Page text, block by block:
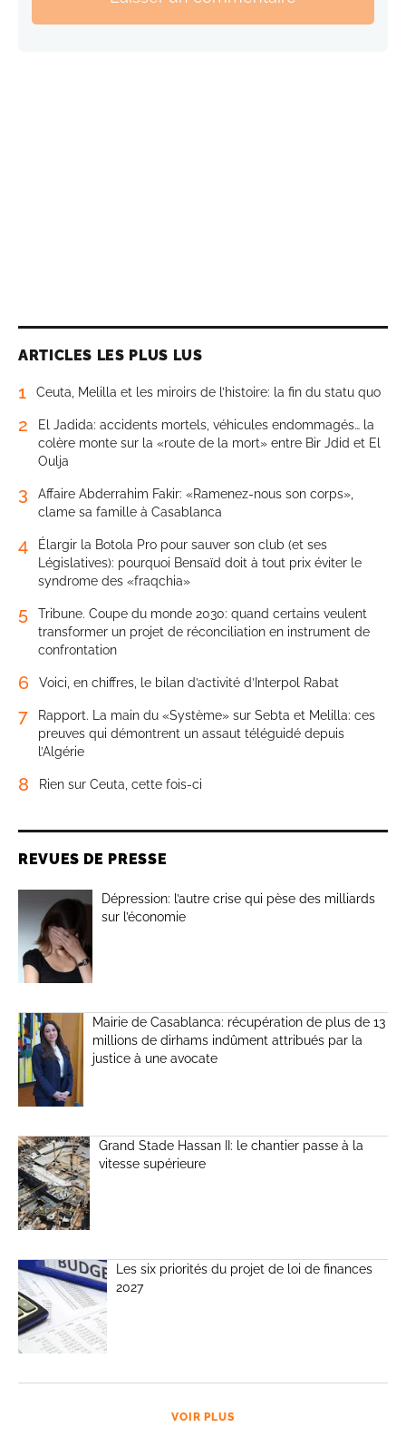
ARTICLES LES PLUS LUS
1 Ceuta, Melilla et les miroirs de l’histoire: la fin du statu quo
2
El Jadida: accidents mortels, véhicules endommagés… la
colère monte sur la «route de la mort» entre Bir Jdid et El
Oulja
3
Affaire Abderrahim Fakir: «Ramenez-nous son corps»,
clame sa famille à Casablanca
4
Élargir la Botola Pro pour sauver son club (et ses
Législatives): pourquoi Bensaïd doit à tout prix éviter le
syndrome des «fraqchia»
5
Tribune. Coupe du monde 2030: quand certains veulent
transformer un projet de réconciliation en instrument de
confrontation
6 Voici, en chiffres, le bilan d’activité d’Interpol Rabat
7
Rapport. La main du «Système» sur Sebta et Melilla: ces
preuves qui démontrent un assaut téléguidé depuis
l’Algérie
8 Rien sur Ceuta, cette fois-ci
REVUES DE PRESSE
Dépression: l’autre crise qui pèse des milliards
sur l’économie
Mairie de Casablanca: récupération de plus de 13
millions de dirhams indûment attribués par la
justice à une avocate
Grand Stade Hassan II: le chantier passe à la
vitesse supérieure
Les six priorités du projet de loi de finances
2027
VOIR PLUS